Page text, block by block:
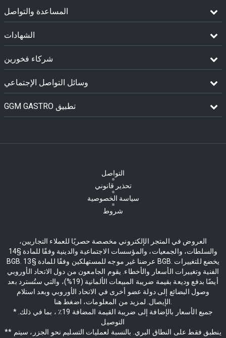
المساعدة والتواصل
الشهادات
شركاء فخورين
وسائل التواصل الإجتماعي
GGM GASTRO تطبيق
التواصل
تحذير قانوني
سياسة الخصوصية
شروط
العروض في المتجر الإلكتروني مخصصة حصريًا للعملاء التجاريين،
والسلطات، والجمعيات، والمؤسسات الاجتماعية والدينية وفقًا للمادة §14
BGB. عرضنا غير موجه للمستهلكين وفقًا للمادة §13 BGB. يخضع للتغييرات
الفنية وتغييرات الأسعار والأخطاء. يقوم الجامعون من دول الاتحاد الأوروبي
أيضًا بدفع وديعة بقيمة ضريبة المبيعات الألمانية (19%)، والتي ستُسترد بعد
وصول البضائع إلى دولة عضو أخرى في الاتحاد الأوروبي وبعد استلام
* جميع الأسعار بالإضافة إلى ضريبة القيمة المضافة 19٪ ، بما في ذلك.
التوصيل
** ينطبق فقط على النطاق البري. بالنسبة لعمليات التسليم نحو الجزر، سيتم